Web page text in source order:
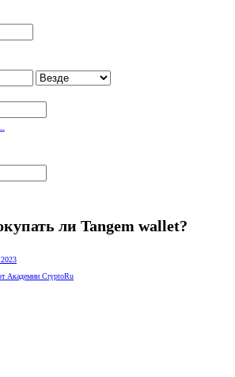
ли Tangem wallet?
Академии CryptoRu